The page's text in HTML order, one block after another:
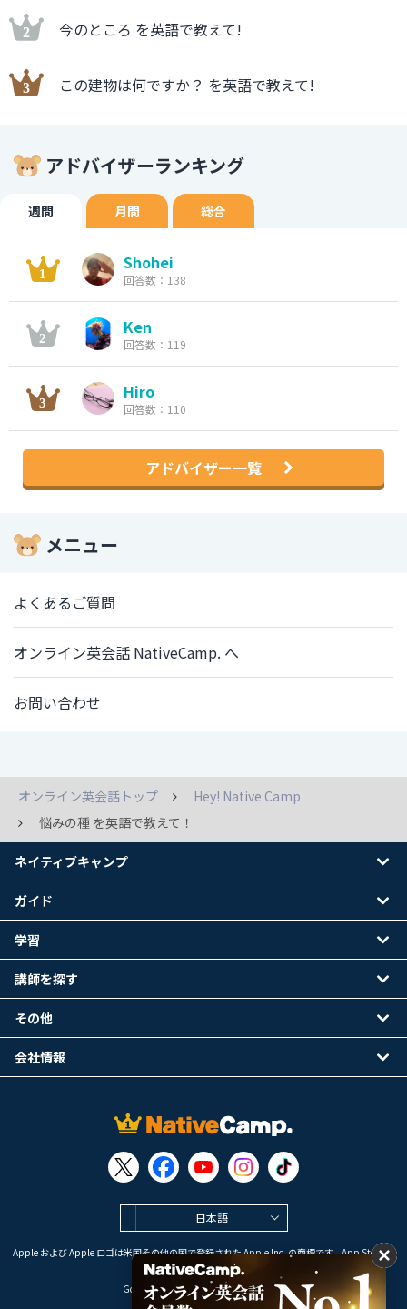
今のところ を英語で教えて!
この建物は何ですか？ を英語で教えて!
アドバイザーランキング
週間 月間 総合
Shohei
回答数：138
Ken
回答数：119
Hiro
回答数：110
アドバイザー一覧
メニュー
よくあるご質問
オンライン英会話 NativeCamp. へ
お問い合わせ
オンライン英会話トップ
Hey! Native Camp
悩みの種 を英語で教えて！
日本語
Apple および Apple ロゴは米国その他の国で登録された Apple Inc. の商標です。App Store は
Apple Inc. のサービスマークです。
Google Play は Google LLC の商標です。
ネイティブキャンプ
ガイド
学習
講師を探す
その他
会社情報